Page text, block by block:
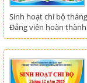
Sinh hoạt chi bộ
Đảng viên hoàn